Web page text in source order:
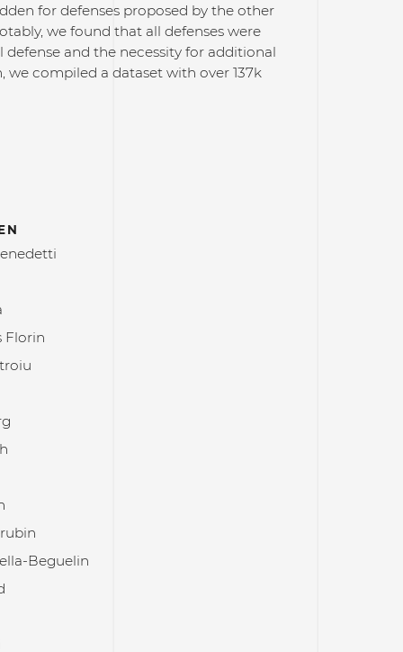
for defenses proposed by the other
we found that all defenses were
and the necessity for additional
we compiled a dataset with over 137k
Florin
Beguelin